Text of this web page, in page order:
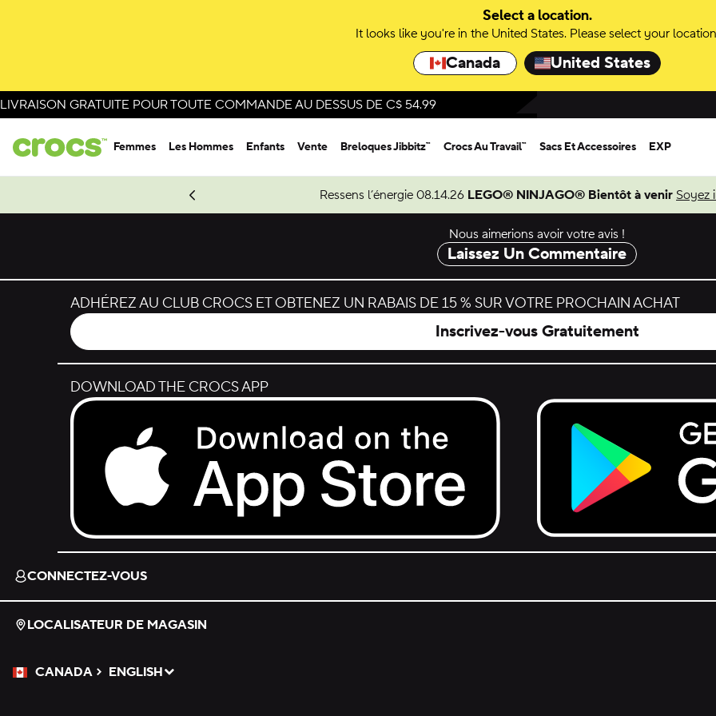
Select a location.
It looks like you're in the United States. Please select your
Canada United States
LIVRAISON GRATUITE POUR TOUTE COMMANDE AU DESSUS DE C$ 54.99
Femmes Les Hommes Enfants Vente Breloques Jibbitz™ Crocs Au Travail™ Sacs Et Accessoires EXP
Ressens l’énergie 08.14.26 LEGO® NINJAGO® Bientôt à venir Soyez
Magasinez Spider-Man
Nous aimerions avoir votre avis !
Laissez Un Commentaire
ADHÉREZ AU CLUB CROCS ET OBTENEZ UN RABAIS DE 15 % SUR VOTRE PROCHAIN ACHAT
Inscrivez-vous Gratuitement
DOWNLOAD THE CROCS APP
Download on the App Store.
Get it on Google Play.
CONNECTEZ-VOUS
LOCALISATEUR DE MAGASIN
CANADA
Veuillez sélectionner une langue
ENGLISH
Sélectionné